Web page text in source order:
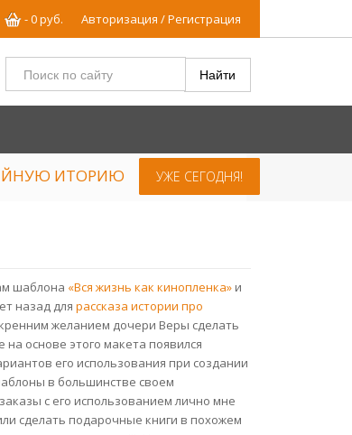
Авторизация / Регистрация
-0руб.
ИТОРИЮ УЖЕ СЕГОДНЯ!
шаблона «Вся жизнь как кинопленка» и
назад для рассказа истории про
желанием дочери Веры сделать
основе этого макета появился
его использования при создании
в большинстве своем
с его использованием лично мне
сделать подарочные книги в похожем